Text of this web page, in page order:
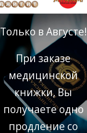
Только в Августе!
При заказе
медицинской
книжки, Вы
получаете одно
продление со